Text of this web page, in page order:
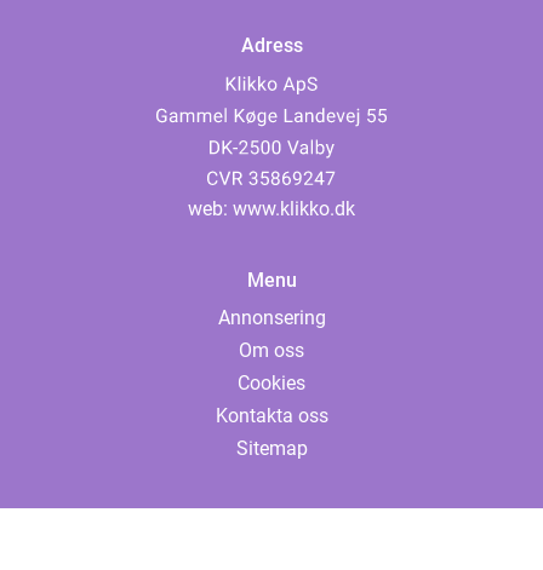
Adress
web: www.klikko.dk
Menu
Annonsering
Om oss
Cookies
Kontakta oss
Sitemap